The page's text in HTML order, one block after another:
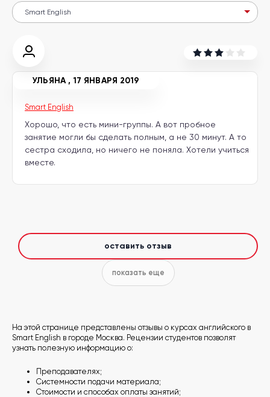
Ищу курс:
английского
город:
Москва
другой
Личный
кабинет
школы
Smart English
УЛЬЯНА ,17 ЯНВАРЯ 2019
Хорошо, что есть мини-группы. А вот пробное
занятие могли бы сделать полным, а не 30 минут. А то
сестра сходила, но ничего не поняла. Хотели учиться
вместе.
показать еще
оставить отзыв
На этой странице представлены отзывы о курсах английского в
Smart English в городе Москва. Рецензии студентов позволят
узнать полезную информацию о:
Преподавателях;
Системности подачи материала;
Стоимости и способах оплаты занятий;